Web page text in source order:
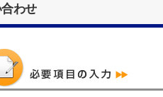
わせ